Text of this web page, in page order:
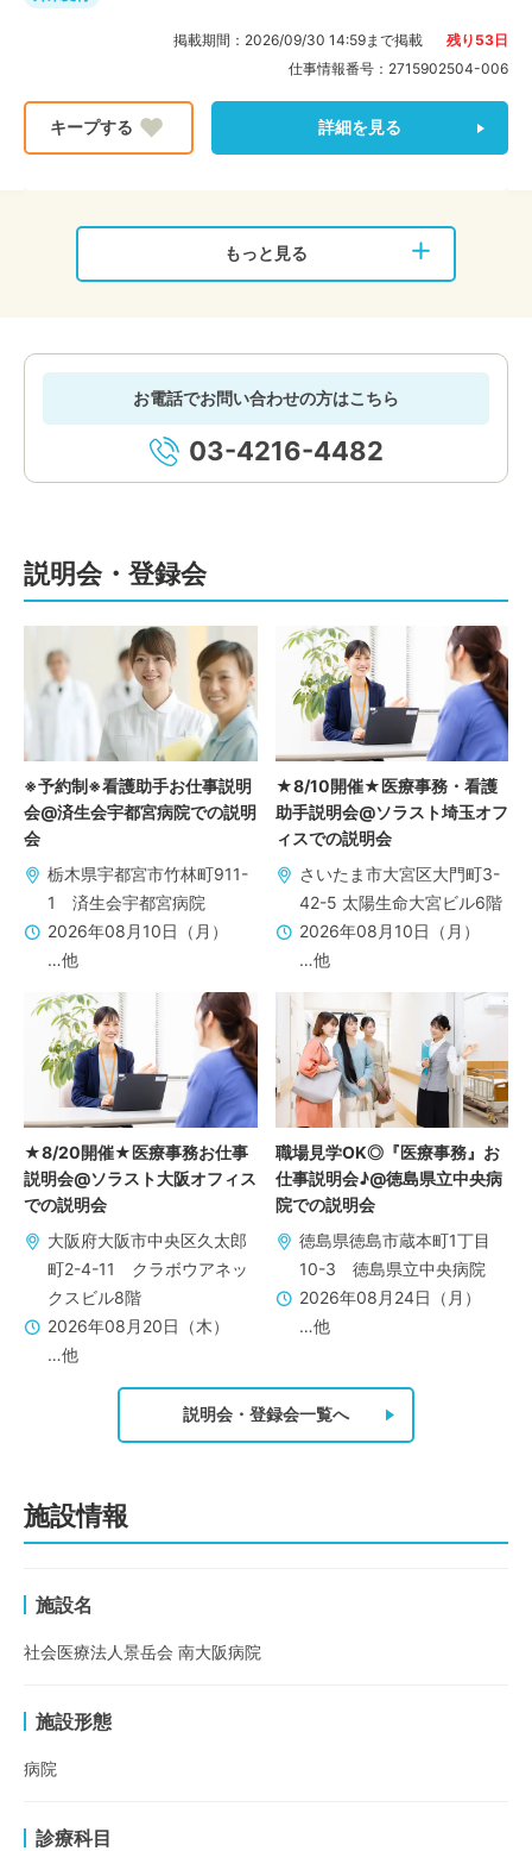
掲載期間： 2026/09/30 14:59まで掲載 残り 53日
仕事情報番号： 2715902504-006
詳細を見る
もっと見る
お電話でお問い合わせの方はこちら
03-4216-4482
説明会・登録会
※予約制※看護助手お仕事説明
会@済生会宇都宮病院での説明
会
栃木県宇都宮市竹林町911-
1 済生会宇都宮病院
2026年08月10日（月）
…他
★8/10開催★医療事務・看護
助手説明会@ソラスト埼玉オフ
ィスでの説明会
さいたま市大宮区大門町3-
42-5 太陽生命大宮ビル6階
2026年08月10日（月）
…他
★8/20開催★医療事務お仕事
説明会@ソラスト大阪オフィス
での説明会
大阪府大阪市中央区久太郎
町2-4-11 クラボウアネッ
クスビル8階
2026年08月20日（木）
…他
職場見学OK◎『医療事務』お
仕事説明会♪@徳島県立中央病
院での説明会
徳島県徳島市蔵本町1丁目
10-3 徳島県立中央病院
2026年08月24日（月）
…他
説明会・登録会一覧へ
施設情報
施設名
社会医療法人景岳会 南大阪病院
施設形態
病院
診療科目